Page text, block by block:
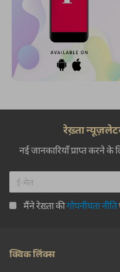
रेख़्ता
नई जानकारियाँ प्राप्त करने के
मैंने रेख़्ता कीगोपनीयता नीति
क्विक लिंक्स